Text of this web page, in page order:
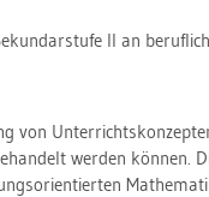
II an
von
wer­den kön­nen.